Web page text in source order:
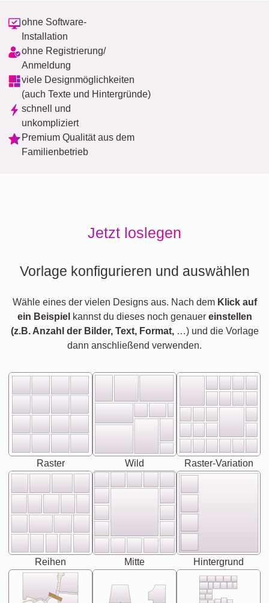
ohne Software-
Installation
ohne Registrierung/
Anmeldung
viele Designmöglichkeiten
(auch Texte und Hintergründe)
schnell und
unkompliziert
Premium Qualität aus dem
Familienbetrieb
Jetzt loslegen
Vorlage konfigurieren und auswählen
Wähle eines der vielen Designs aus. Nach dem Klick auf
ein Beispiel kannst du dieses noch genauer einstellen
(z.B. Anzahl der Bilder, Text, Format,…) und die Vorlage
dann anschließend verwenden.
Raster Wild Raster-Variation
Reihen Mitte Hintergrund